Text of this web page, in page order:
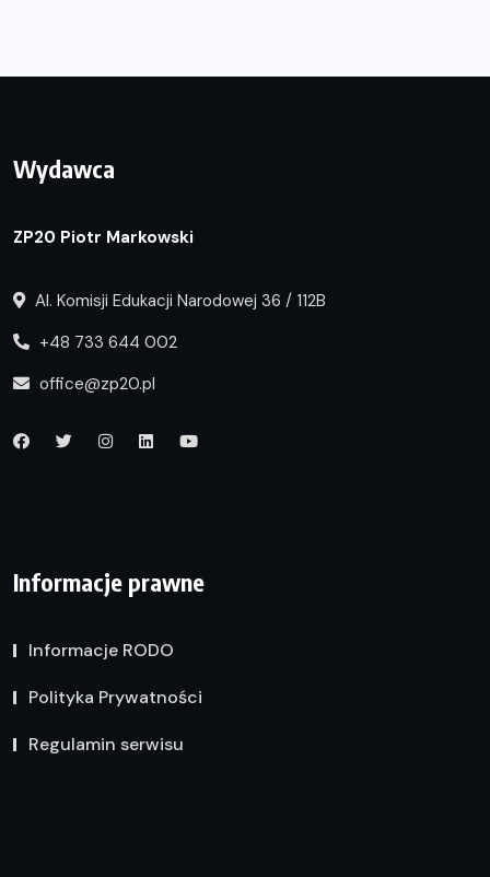
Wydawca
ZP20 Piotr Markowski
Al. Komisji Edukacji Narodowej 36 / 112B
+48 733 644 002
office@zp20.pl
Informacje prawne
Informacje RODO
Polityka Prywatności
Regulamin serwisu